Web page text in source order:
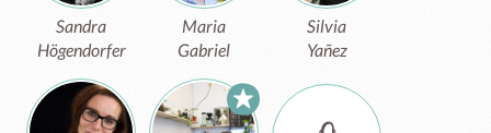
Sandra
Högendorfer
Maria
Gabriel
Silvia
Yañez